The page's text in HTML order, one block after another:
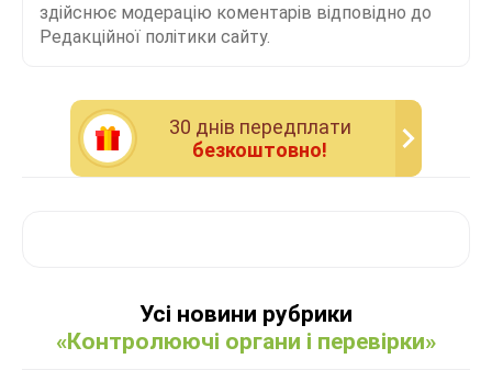
здійснює модерацію коментарів відповідно до
Редакційної політики сайту.
30 днiв передплати
безкоштовно!
Усі новини рубрики
«Контролюючі органи і перевірки»